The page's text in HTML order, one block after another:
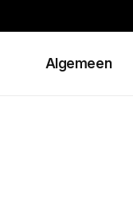
Algemeen